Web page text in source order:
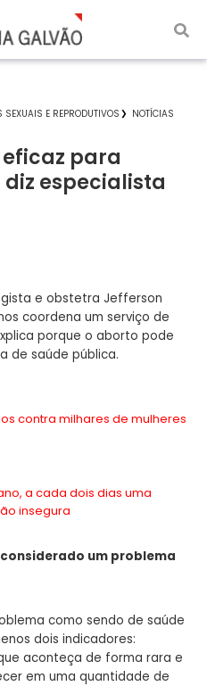
SEXUAIS E REPRODUTIVOS NOTÍCIAS
eficaz para
especialista
e obstetra Jefferson
coordena um serviço de
porque o aborto pode
de saúde pública.
contra milhares de mulheres
a cada dois dias uma
insegura
um problema
como sendo de saúde
dois indicadores:
aconteça de forma rara e
em uma quantidade de